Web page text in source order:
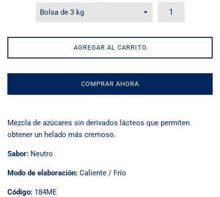
AGREGAR AL CARRITO
COMPRAR AHORA
Mezcla de azúcares sin derivados lácteos que permiten
obtener un helado más cremoso.
Sabor: Neutro
Modo de elaboración: Caliente / Frío
Código: 184ME